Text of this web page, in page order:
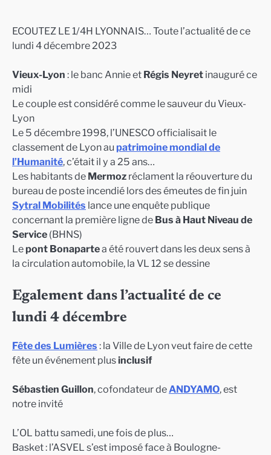
ECOUTEZ LE 1/4H LYONNAIS… Toute l’actualité de ce
lundi 4 décembre 2023
Vieux-Lyon : le banc Annie et Régis Neyret inauguré ce
midi
Le couple est considéré comme le sauveur du Vieux-
Lyon
Le 5 décembre 1998, l’UNESCO officialisait le
classement de Lyon au patrimoine mondial de
l’Humanité, c’était il y a 25 ans…
Les habitants de Mermoz réclament la réouverture du
bureau de poste incendié lors des émeutes de fin juin
Sytral Mobilités lance une enquête publique
concernant la première ligne de Bus à Haut Niveau de
Service (BHNS)
Le pont Bonapartea été rouvert dans les deux sens à
la circulation automobile, la VL 12 se dessine
Egalement dans l’actualité de ce
lundi 4 décembre
Fête des Lumières : la Ville de Lyon veut faire de cette
fête un événement plusinclusif
Sébastien Guillon, cofondateur deANDYAMO, est
notre invité
L’OL battu samedi, une fois de plus…
Basket : l’ASVEL s’est imposé face à Boulogne-